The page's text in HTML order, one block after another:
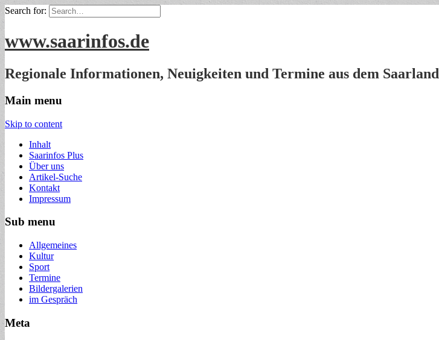
Search for:
www.saarinfos.de
Regionale Informationen, Neuigkeiten und Termine aus dem Saarland
Main menu
Skip to content
Inhalt
Saarinfos Plus
Über uns
Artikel-Suche
Kontakt
Impressum
Sub menu
Allgemeines
Kultur
Sport
Termine
Bildergalerien
im Gespräch
Meta